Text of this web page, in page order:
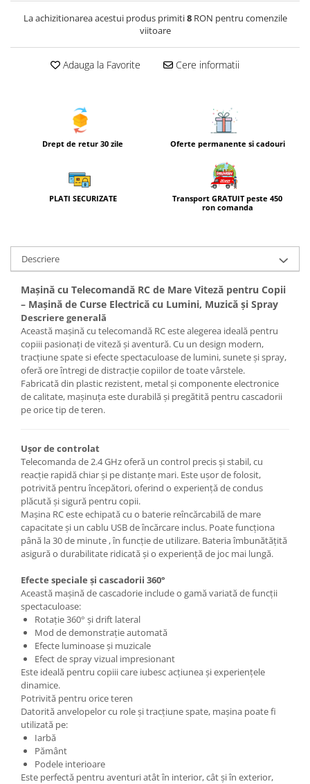
La achizitionarea acestui produs primiti8RON pentru comenzile
viitoare
Adauga la Favorite Cere informatii
Drept de retur 30 zile Oferte permanente si cadouri
PLATI SECURIZATE
Transport GRATUIT peste 450
ron comanda
Descriere
Mașină cu Telecomandă RC de Mare Viteză pentru Copii
– Mașină de Curse Electrică cu Lumini, Muzică și Spray
Descriere generală
Această mașină cu telecomandă RC este alegerea ideală pentru
copiii pasionați de viteză și aventură. Cu un design modern,
tracțiune spate si efecte spectaculoase de lumini, sunete și spray,
oferă ore întregi de distracție copiilor de toate vârstele.
Fabricată din plastic rezistent, metal și componente electronice
de calitate, mașinuța este durabilă și pregătită pentru cascadorii
pe orice tip de teren.
Ușor de controlat
Telecomanda de 2.4 GHz oferă un control precis și stabil, cu
reacție rapidă chiar și pe distanțe mari. Este ușor de folosit,
potrivită pentru începători, oferind o experiență de condus
plăcută și sigură pentru copii.
Mașina RC este echipată cu o baterie reîncărcabilă de mare
capacitate și un cablu USB de încărcare inclus. Poate funcționa
până la 30 de minute , în funcție de utilizare. Bateria îmbunătățită
asigură o durabilitate ridicată și o experiență de joc mai lungă.
Efecte speciale și cascadorii 360°
Această mașină de cascadorie include o gamă variată de funcții
spectaculoase:
Rotație 360° și drift lateral
Mod de demonstrație automată
Efecte luminoase și muzicale
Efect de spray vizual impresionant
Este ideală pentru copiii care iubesc acțiunea și experiențele
dinamice.
Potrivită pentru orice teren
Datorită anvelopelor cu role și tracțiune spate, mașina poate fi
utilizată pe:
Iarbă
Pământ
Podele interioare
Este perfectă pentru aventuri atât în interior, cât și în exterior,